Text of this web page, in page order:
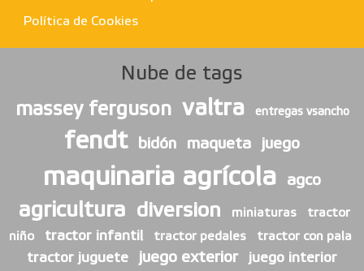
Política de Cookies
Nube de tags
massey ferguson
valtra entregas vsancho
fendt bidón maqueta juego
maquinaria agrícola agco
agricultura diversion miniaturas tractor
niño tractor infantil tractor pedales tractor con pala
tractor juguete juego exterior juego interior